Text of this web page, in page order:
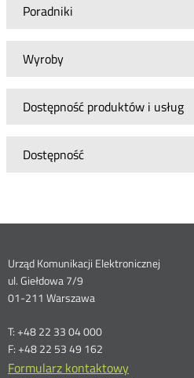
Poradniki
Wyroby
Dostępność produktów i usług
Dostępność
Dane
kontaktowe
Urząd Komunikacji Elektronicznej
ul. Giełdowa 7/9
01-211 Warszawa
T: +48 22 33 04 000
F: +48 22 53 49 162
Formularz kontaktowy